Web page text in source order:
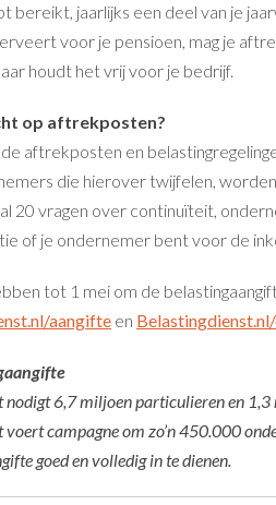
bereikt, jaarlijks een deel van je
voor je pensioen, mag je
houdt het vrij voor je bedrijf.
op aftrekposten?
aftrekposten en
die hierover twijfelen,
20 vragen over continuïteit,
of je ondernemer bent voor de
tot 1 mei om de
aangifte en
nodigt 6,7 miljoen particulieren en
voert campagne om zo’n 450.000
goed en volledig in te dienen.